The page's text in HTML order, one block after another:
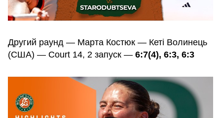
Другий раунд — Марта Костюк — Кеті Волинець
(США) — Court 14, 2 запуск — 6:7(4), 6:3, 6:3